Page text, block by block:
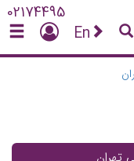
02174495
En